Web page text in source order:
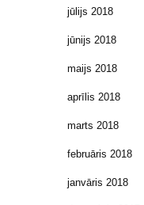
jūlijs 2018
jūnijs 2018
maijs 2018
aprīlis 2018
marts 2018
februāris 2018
janvāris 2018